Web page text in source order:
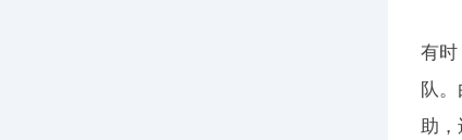
有时
队
助，